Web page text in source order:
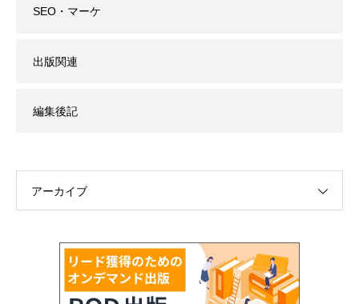
SEO・マーケ
出版関連
編集後記
アーカイブ